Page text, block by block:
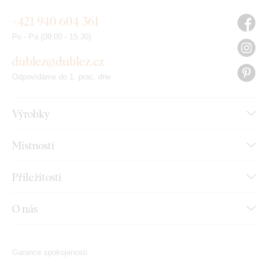
Výrobky
Místnosti
Příležitosti
O nás
+421 940 604 361
Po - Pá (09:00 - 15:30)
dublez@dublez.cz
Odpovídáme do 1. prac. dne
Garance spokojenosti